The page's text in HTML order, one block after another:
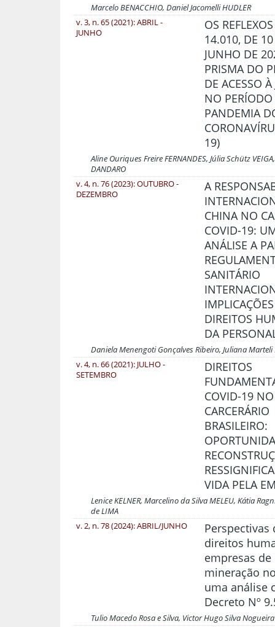
Marcelo BENACCHIO, Daniel Jacomelli HUDLER
v. 3, n. 65 (2021): ABRIL -
JUNHO
OS
14.010, DE
JUNHO DE
PRISMA DO
DE ACESSO À
NO
PANDEMIA
19)
Aline Ouriques Freire FERNANDES, Júlia Schütz
DANDARO
v. 4, n. 76 (2023): OUTUBRO -
DEZEMBRO
A
CHINA NO
COVID-19:
ANÁLISE A
SANITÁRIO
DIREITOS
DA
Daniela Menengoti Gonçalves Ribeiro, Juliana Marteli
v. 4, n. 66 (2021): JULHO -
SETEMBRO
DIREITOS
COVID-19
CARCERÁRIO
BRASILEIRO:
VIDA PELA
Lenice KELNER, Marcelino da Silva MELEU, Kátia
de LIMA
v. 2, n. 78 (2024): ABRIL/JUNHO
Perspectivas
direitos
empresas de
mineração
uma análise
Decreto Nº
Tulio Macedo Rosa e Silva, Victor Hugo Silva Nogueira